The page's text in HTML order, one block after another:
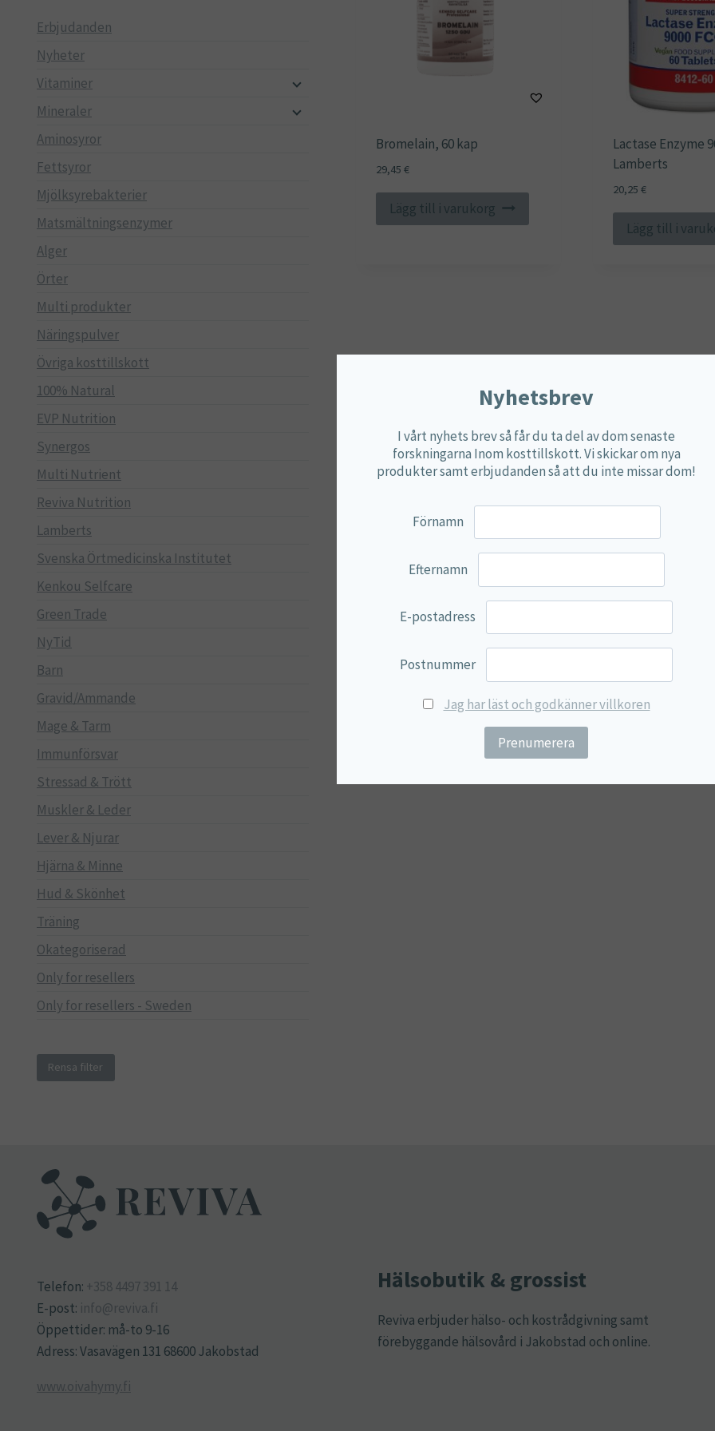
Bromelain, 60 kap
29,45 €
Lägg till i varukorg
Lactase Enzyme
Lamberts
20,25 €
Lägg till i
Erbjudanden
Nyheter
Vitaminer
Mineraler
Aminosyror
Fettsyror
Mjölksyrebakterier
Matsmältningsenzymer
Alger
Örter
Multi produkter
Näringspulver
Övriga kosttillskott
100% Natural
EVP Nutrition
Synergos
Multi Nutrient
Reviva Nutrition
Lamberts
Svenska Örtmedicinska Institutet
Kenkou Selfcare
Green Trade
NyTid
Barn
Gravid/Ammande
Mage & Tarm
Immunförsvar
Stressad & Trött
Muskler & Leder
Lever & Njurar
Hjärna & Minne
Hud & Skönhet
Träning
Okategoriserad
Only for resellers
Only for resellers - Sweden
Rensa filter
Telefon: +358 4497 391 14
E-post: info@reviva.fi
Öppettider: må-to 9-16
Adress: Vasavägen 131 68600 Jakobstad
www.oivahymy.fi
Hälsobutik & grossist
Reviva erbjuder hälso- och kostrådgivning samt
förebyggande hälsovård i Jakobstad och online.
Nyhetsbrev
I vårt nyhets brev så får du ta del av dom senaste
forskningarna Inom kosttillskott. Vi skickar om nya
produkter samt erbjudanden så att du inte missar dom!
Förnamn
Efternamn
E-postadress
Postnummer
Jag har läst och godkänner villkoren